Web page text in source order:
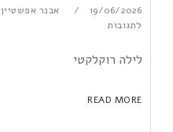
19/06/2026 אבנר אפשטיין
לתגובות
לילה רוקלקטי
READ MORE